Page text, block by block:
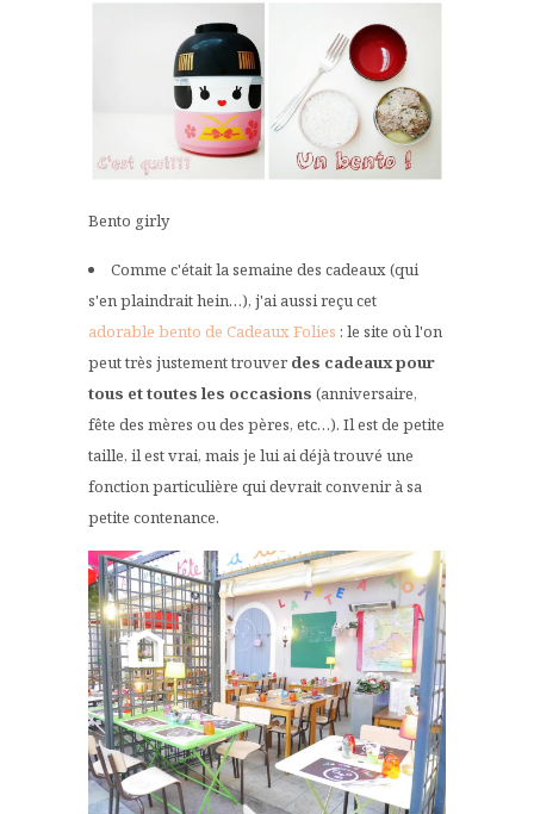
Bento girly
Comme c'était la semaine des cadeaux (qui
s'en plaindrait hein…), j'ai aussi reçu cet
adorable bento de Cadeaux Folies : le site où l'on
peut très justement trouver des cadeaux pour
tous et toutes les occasions (anniversaire,
fête des mères ou des pères, etc…). Il est de petite
taille, il est vrai, mais je lui ai déjà trouvé une
fonction particulière qui devrait convenir à sa
petite contenance.